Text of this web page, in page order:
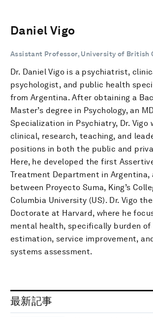
Daniel Vigo
Assistant Professor, University of British
Dr. Daniel Vigo is a psychiatrist,
psychologist, and public health
from Argentina. After obtaining a
Master’s degree in Psychology, an
Specialization in Psychiatry, Dr. Vigo
clinical, research, teaching, and
positions in both the public and
Here, he developed the first
Treatment Department in Argentina,
between Proyecto Suma, King’s
Columbia University (US). Dr. Vigo
Doctorate at Harvard, where he
mental health, specifically burden of
estimation, service improvement,
systems assessment.
最新記事